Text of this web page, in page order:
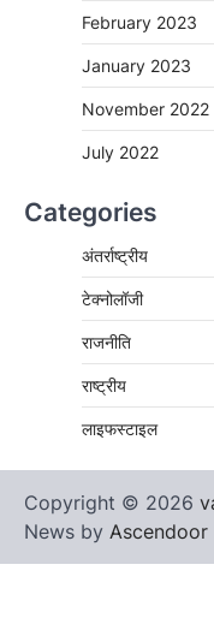
February 2023
January 2023
November 2022
July 2022
Categories
अंतर्राष्ट्रीय
टेक्नोलॉजी
राजनीति
राष्ट्रीय
लाइफस्टाइल
Copyright © 2026
News by Ascendoor